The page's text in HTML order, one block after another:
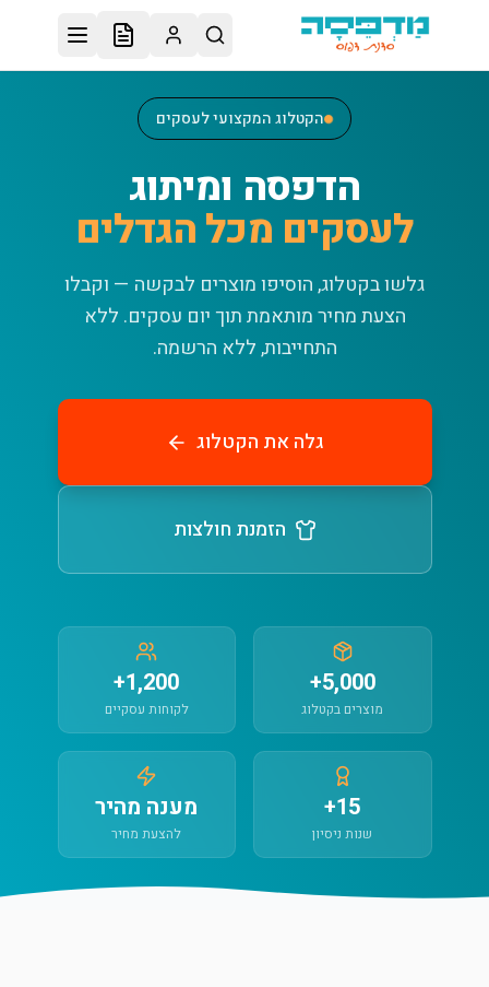
דלג לתוכן הראשי
הקטלוג המקצועי לעסקים
הדפסה ומיתוג
לעסקים מכל הגדלים
גלשו בקטלוג, הוסיפו מוצרים לבקשה — וקבלו
הצעת מחיר מותאמת תוך יום עסקים. ללא
התחייבות, ללא הרשמה.
גלה את הקטלוג
הזמנת חולצות
5,000+
מוצרים בקטלוג
1,200+
לקוחות עסקיים
15+
שנות ניסיון
מענה מהיר
להצעת מחיר